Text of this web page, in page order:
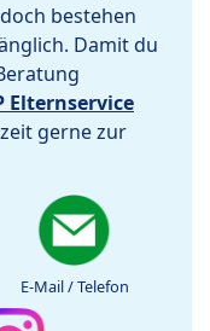
bestehen
Damit du
Elternservice
gerne zur
E-Mail / Telefon